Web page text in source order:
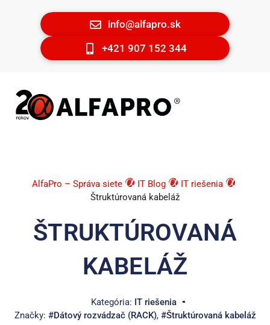
info@alfapro.sk
+421 907 152 344
AlfaPro – Správa siete IT Blog
IT riešenia
Štruktúrovaná kabeláž
ŠTRUKTÚROVANÁ
KABELÁŽ
Kategória: IT riešenia
Značky: #Dátový rozvádzač (RACK), #Štruktúrovaná kabeláž